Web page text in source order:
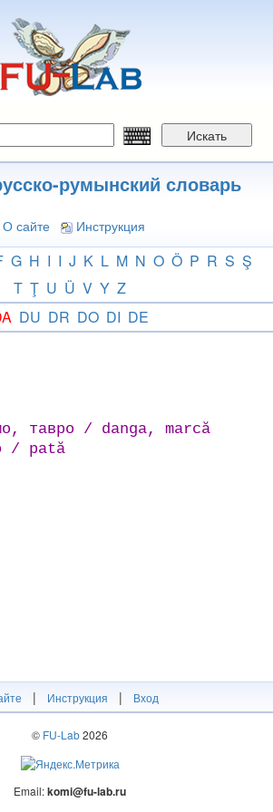
Искать
румынский словарь
О сайте Инструкция
G H I I J K L M N O Ö P R S Ş
T Ţ U Ü V Y Z
DU DR DO DI DE
тавро / danga, marcă
/ pată
| Инструкция | Вход
© FU-Lab2026
Email:komi@fu-lab.ru